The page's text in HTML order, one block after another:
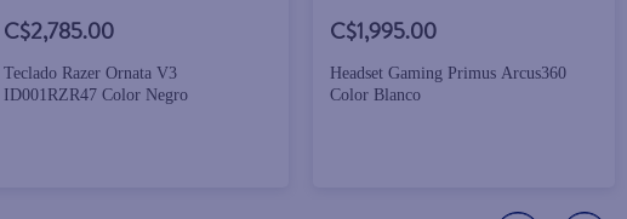
C$2,785.00
Teclado Razer Ornata V3
ID001RZR47 Color Negro
C$1,995.00
Headset Gaming Primus Arcus360
Color Blanco